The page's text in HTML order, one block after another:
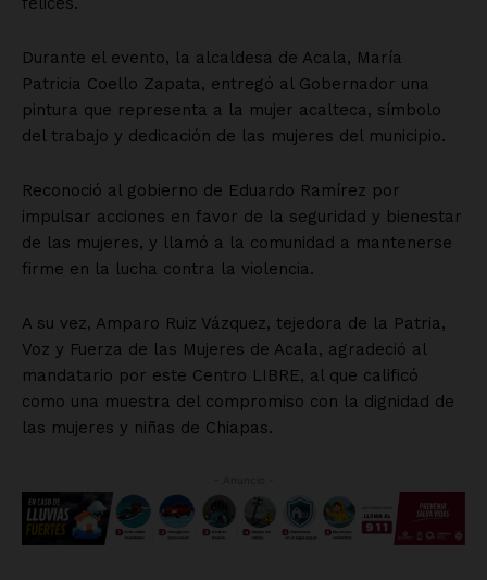
Durante el evento, la alcaldesa de Acala, María
Patricia Coello Zapata, entregó al Gobernador una
pintura que representa a la mujer acalteca, símbolo
del trabajo y dedicación de las mujeres del municipio.
Reconoció al gobierno de Eduardo Ramírez por
impulsar acciones en favor de la seguridad y bienestar
de las mujeres, y llamó a la comunidad a mantenerse
firme en la lucha contra la violencia.
A su vez, Amparo Ruiz Vázquez, tejedora de la Patria,
Voz y Fuerza de las Mujeres de Acala, agradeció al
mandatario por este Centro LIBRE, al que calificó
como una muestra del compromiso con la dignidad de
las mujeres y niñas de Chiapas.